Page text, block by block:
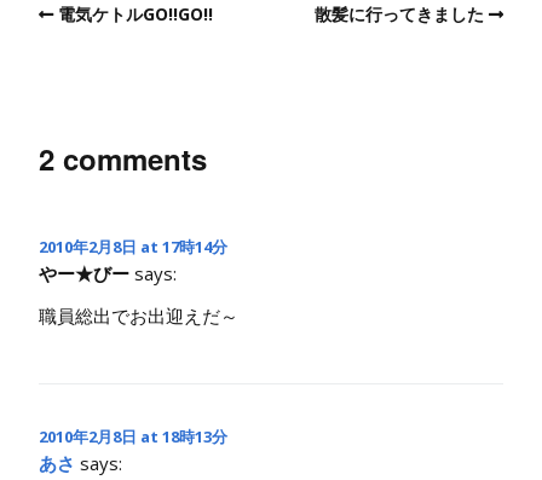
電気ケトルGO!!GO!! 散髪に行ってきました
2 comments
2010年2月8日 at 17時14分
やー★びー says:
職員総出でお出迎えだ～
2010年2月8日 at 18時13分
あさ says: